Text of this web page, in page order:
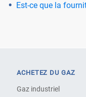
Est-ce que la
ACHETEZ DU GAZ
Gaz industriel